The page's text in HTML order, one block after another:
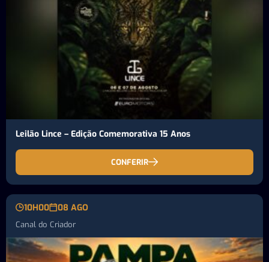
Leilão Lince – Edição Comemorativa 15 Anos
CONFERIR
10H00 08 AGO
Canal do Criador